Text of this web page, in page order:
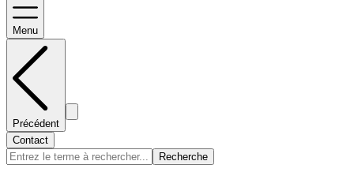
Menu
Précédent
Contact
Recherche